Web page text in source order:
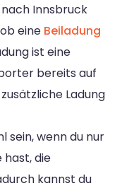
Innsbruck
eine Beiladung
ist eine
bereits auf
Ladung
sein, wenn du nur
hast, die
kannst du